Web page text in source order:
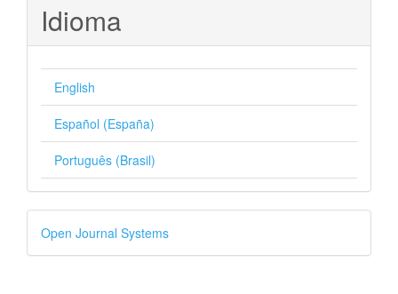
Idioma
English
Español (España)
Português (Brasil)
Desenvolvido
por
Open Journal Systems